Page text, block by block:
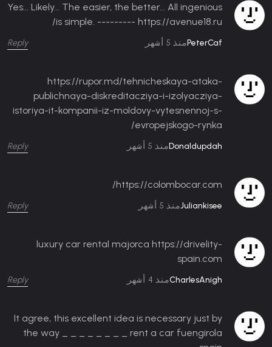
Yes... Likely... The easier, the better... All ingenious
is simple. --------- https://avenue18.ru/
PeterCafمنذ 5 أشهر Reply
https://rupor.md/tehnicheskaya-ataka-
publichnaya-diskreditacziya-i-izolyacziya-
istoriya-it-kompanii-iz-moldovy-vytesnennoj-s-
evropejskogo-rynka/
Donaldupdahمنذ 5 أشهر Reply
https://colombocar.com/
Juliankiseeمنذ 5 أشهر Reply
luxury car rental majorca https://drivelity-
spain.com
CharlesAnighمنذ 4 أشهر Reply
It agree, this excellent idea is necessary just by
the way _ _ _ _ _ _ _ _ rent a car fuengirola